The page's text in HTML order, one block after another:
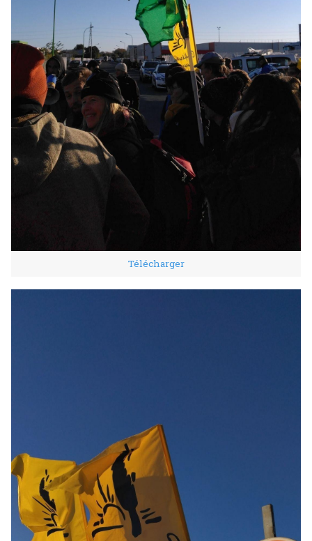
Télécharger